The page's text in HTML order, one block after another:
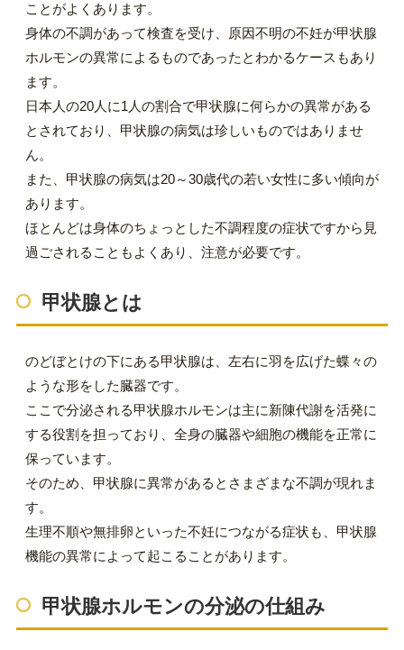
ことがよくあります。
身体の不調があって検査を受け、原因不明の不妊が甲状腺
ホルモンの異常によるものであったとわかるケースもあり
ます。
日本人の20人に1人の割合で甲状腺に何らかの異常がある
とされており、甲状腺の病気は珍しいものではありませ
ん。
また、甲状腺の病気は20～30歳代の若い女性に多い傾向が
あります。
ほとんどは身体のちょっとした不調程度の症状ですから見
過ごされることもよくあり、注意が必要です。
甲状腺とは
のどぼとけの下にある甲状腺は、左右に羽を広げた蝶々の
ような形をした臓器です。
ここで分泌される甲状腺ホルモンは主に新陳代謝を活発に
する役割を担っており、全身の臓器や細胞の機能を正常に
保っています。
そのため、甲状腺に異常があるとさまざまな不調が現れま
す。
生理不順や無排卵といった不妊につながる症状も、甲状腺
機能の異常によって起こることがあります。
甲状腺ホルモンの分泌の仕組み